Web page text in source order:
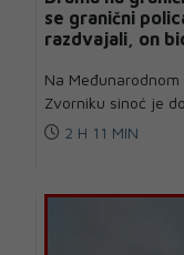
se granični
razdvajali, on
Na
Zvorniku sinoć je
2 H 11 MIN